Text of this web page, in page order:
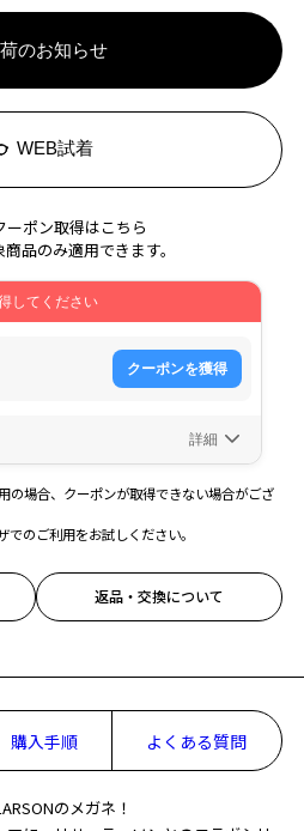
のお知らせ
WEB試着
ポン取得はこちら
品のみ適用できます。
の場合、クーポンが取得できない場合がござ
のご利用をお試しください。
返品・交換について
購入手順 よくある質問
のメガネ！